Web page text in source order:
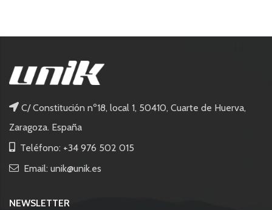
C/ Constitución nº18, local 1, 50410, Cuarte de Huerva,
Zaragoza. España
Teléfono: +34 976 502 015
Email: unik@unik.es
NEWSLETTER